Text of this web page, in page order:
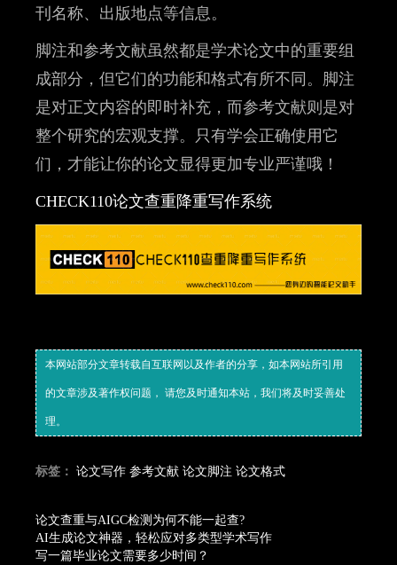
刊名称、出版地点等信息。
脚注和参考文献虽然都是学术论文中的重要组
成部分，但它们的功能和格式有所不同。脚注
是对正文内容的即时补充，而参考文献则是对
整个研究的宏观支撑。只有学会正确使用它
们，才能让你的论文显得更加专业严谨哦！
CHECK110论文查重降重写作系统​
本网站部分文章转载自互联网以及作者的分享，如本网站所引用
的文章涉及著作权问题， 请您及时通知本站，我们将及时妥善处
理。
标签： 论文写作 参考文献 论文脚注 论文格式
论文查重与AIGC检测为何不能一起查?
AI生成论文神器，轻松应对多类型学术写作
写一篇毕业论文需要多少时间？